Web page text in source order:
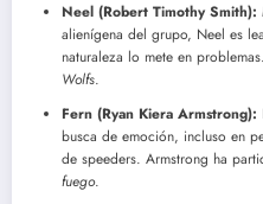
Neel (Robert Timothy Smith):
alienígena del grupo, Neel es
naturaleza lo mete en
Wolfs.
Fern (Ryan Kiera Armstrong):
busca de emoción, incluso en
de speeders. Armstrong ha
fuego.